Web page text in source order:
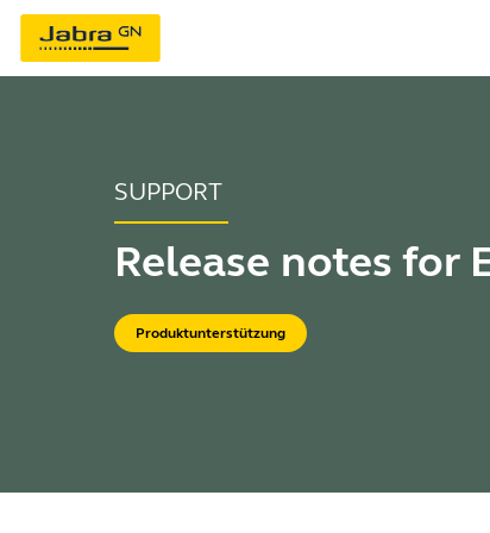
SUPPORT
Release notes for
Produktunterstützung